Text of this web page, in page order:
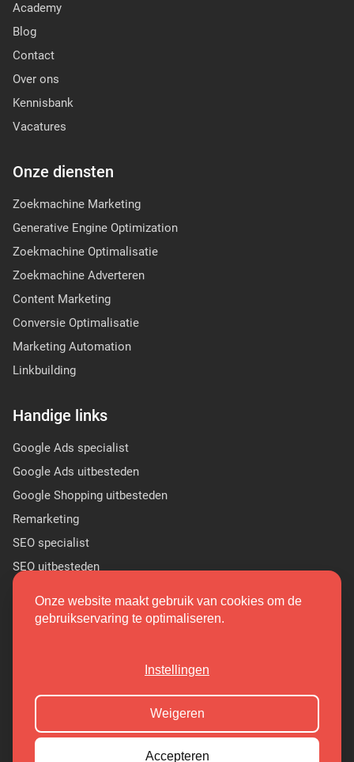
Academy
Blog
Contact
Over ons
Kennisbank
Vacatures
Onze diensten
Zoekmachine Marketing
Generative Engine Optimization
Zoekmachine Optimalisatie
Zoekmachine Adverteren
Content Marketing
Conversie Optimalisatie
Marketing Automation
Linkbuilding
Handige links
Google Ads specialist
Google Ads uitbesteden
Google Shopping uitbesteden
Remarketing
SEO specialist
SEO uitbesteden
PR linkbuilding
(9.7/10)
Copyright 2026 Markant Internet
Cookieoverzicht
Privacy Policy
Onze website maakt gebruik van cookies om de
gebruikservaring te optimaliseren.
Instellingen
Weigeren
Accepteren